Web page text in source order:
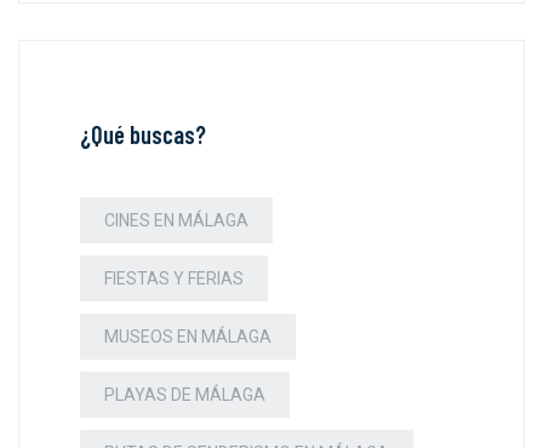
¿Qué buscas?
CINES EN MÁLAGA
FIESTAS Y FERIAS
MUSEOS EN MÁLAGA
PLAYAS DE MÁLAGA